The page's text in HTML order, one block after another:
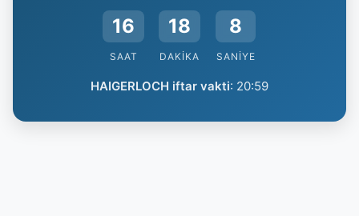
16
SAAT
18
DAKIKA
7
SANIYE
HAIGERLOCH iftar vakti: 20:59